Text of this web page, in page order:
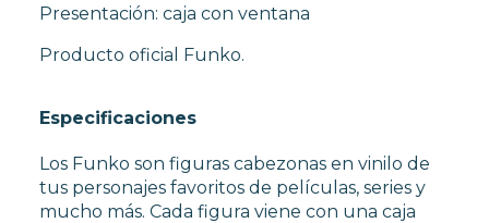
Presentación: caja con ventana
Producto oficial Funko.
Especificaciones
Los Funko son figuras cabezonas en vinilo de
tus personajes favoritos de películas, series y
mucho más. Cada figura viene con una caja